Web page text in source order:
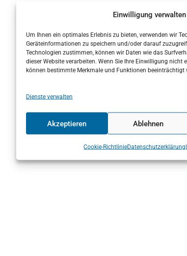
Einwilligung verwalten
Um Ihnen ein optimales Erlebnis zu bieten, verwenden wir
Geräteinformationen zu speichern und/oder darauf
Technologien zustimmen, können wir Daten wie das
dieser Website verarbeiten. Wenn Sie Ihre Einwilligung nicht
können bestimmte Merkmale und Funktionen beeinträchtigt
Dienste verwalten
Akzeptieren Ablehnen
Cookie-RichtlinieDatenschutzerklärung